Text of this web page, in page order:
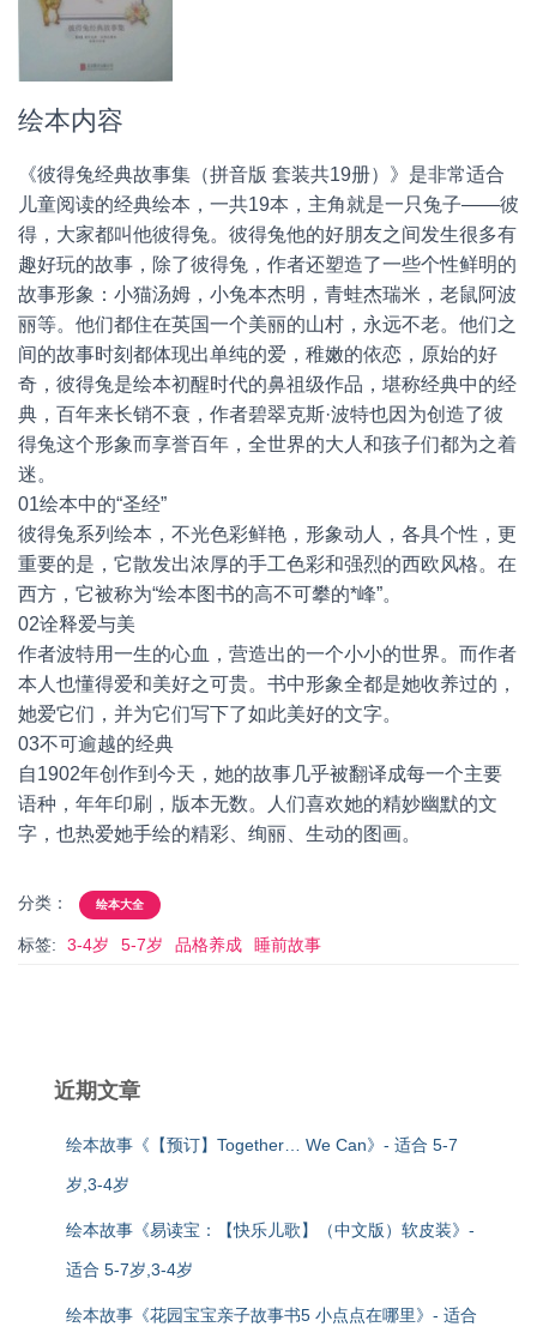
绘本内容
《彼得兔经典故事集（拼音版 套装共19册）》是非常适合
儿童阅读的经典绘本，一共19本，主角就是一只兔子——彼
得，大家都叫他彼得兔。彼得兔他的好朋友之间发生很多有
趣好玩的故事，除了彼得兔，作者还塑造了一些个性鲜明的
故事形象：小猫汤姆，小兔本杰明，青蛙杰瑞米，老鼠阿波
丽等。他们都住在英国一个美丽的山村，永远不老。他们之
间的故事时刻都体现出单纯的爱，稚嫩的依恋，原始的好
奇，彼得兔是绘本初醒时代的鼻祖级作品，堪称经典中的经
典，百年来长销不衰，作者碧翠克斯·波特也因为创造了彼
得兔这个形象而享誉百年，全世界的大人和孩子们都为之着
迷。
01绘本中的“圣经”
彼得兔系列绘本，不光色彩鲜艳，形象动人，各具个性，更
重要的是，它散发出浓厚的手工色彩和强烈的西欧风格。在
西方，它被称为“绘本图书的高不可攀的*峰”。
02诠释爱与美
作者波特用一生的心血，营造出的一个小小的世界。而作者
本人也懂得爱和美好之可贵。书中形象全都是她收养过的，
她爱它们，并为它们写下了如此美好的文字。
03不可逾越的经典
自1902年创作到今天，她的故事几乎被翻译成每一个主要
语种，年年印刷，版本无数。人们喜欢她的精妙幽默的文
字，也热爱她手绘的精彩、绚丽、生动的图画。
分类： 绘本大全
标签: 3-4岁 5-7岁 品格养成 睡前故事
近期文章
绘本故事《【预订】Together… We Can》- 适合 5-7
岁,3-4岁
绘本故事《易读宝：【快乐儿歌】（中文版）软皮装》-
适合 5-7岁,3-4岁
绘本故事《花园宝宝亲子故事书5 小点点在哪里》- 适合